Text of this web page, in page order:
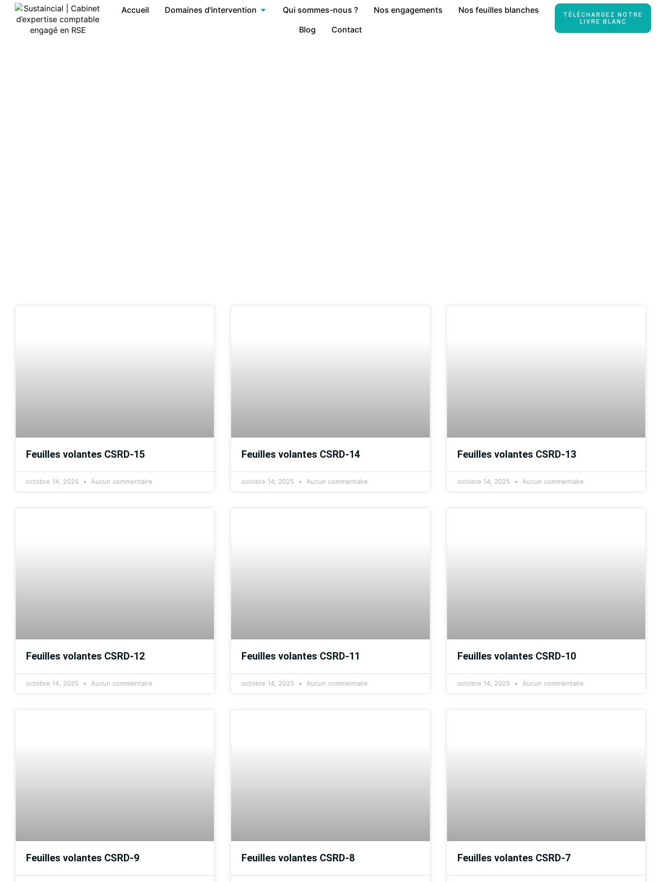
Accueil Domaines d'intervention Qui sommes-nous ? Nos engagements
Nos feuilles blanches
Blog
Contact
TÉLÉCHARGEZ NOTRE
LIVRE BLANC
Feuilles volantes CSRD-15
octobre 14, 2025 Aucun commentaire
Feuilles volantes CSRD-14
octobre 14, 2025 Aucun commentaire
Feuilles volantes CSRD-13
octobre 14, 2025 Aucun commentaire
Feuilles volantes CSRD-12
octobre 14, 2025 Aucun commentaire
Feuilles volantes CSRD-11
octobre 14, 2025 Aucun commentaire
Feuilles volantes CSRD-10
octobre 14, 2025 Aucun commentaire
Feuilles volantes CSRD-9 Feuilles volantes CSRD-8 Feuilles volantes CSRD-7